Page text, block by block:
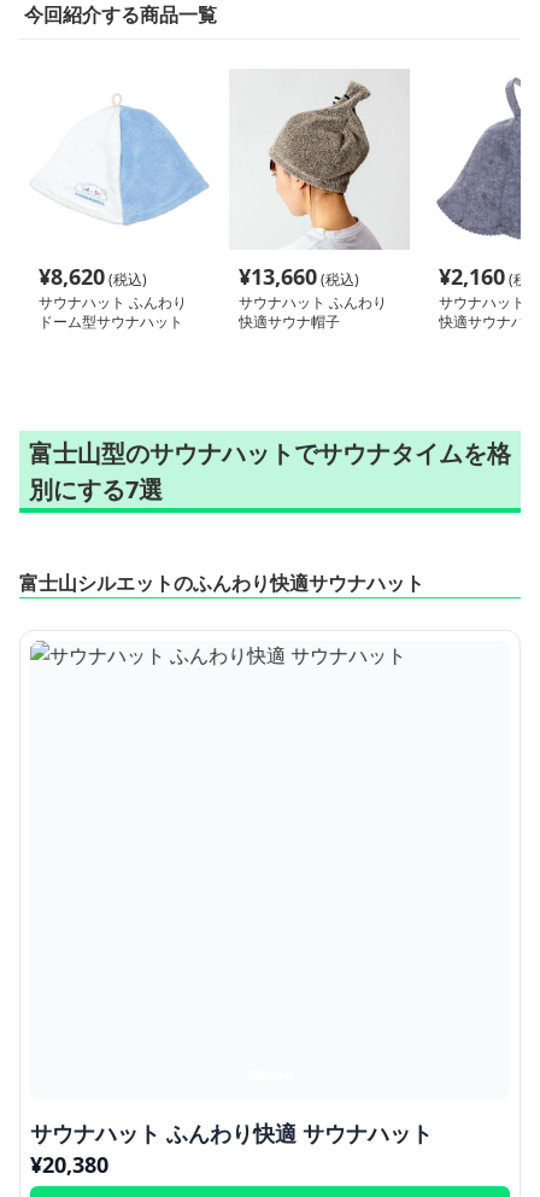
今回紹介する商品一覧
¥8,620(税込)
サウナハット ふんわり
ドーム型サウナハット
¥13,660(税込)
サウナハット ふんわり
快適サウナ帽子
¥2,160(税
サウナハット
快適サウナハ
富士山型のサウナハットでサウナタイムを格
別にする7選
富士山シルエットのふんわり快適サウナハット
サウナハット ふんわり快適 サウナハット
¥20,380